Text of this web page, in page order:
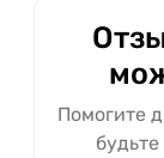
Помогите